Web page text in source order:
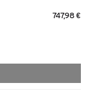
747,98 €